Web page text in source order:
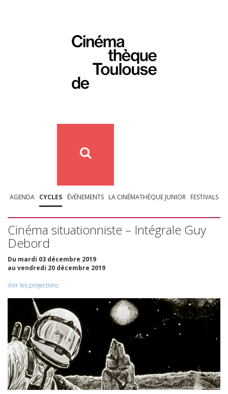
AGENDA CYCLES ÉVÉNEMENTS LA CINÉMATHÈQUE JUNIOR FESTIVALS
Cinéma situationniste – Intégrale Guy
Debord
Du mardi 03 décembre 2019
au vendredi 20 décembre 2019
Voir les projections